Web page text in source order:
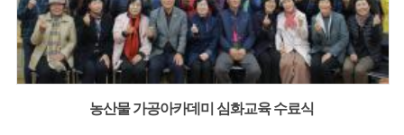
농산물 가공아카데미 심화교육 수료식